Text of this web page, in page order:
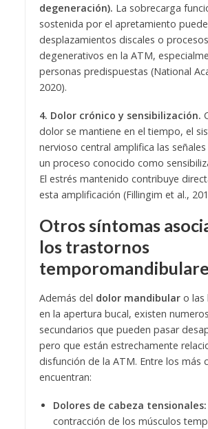
degeneración). La sobrecarga
sostenida por el apretamiento
desplazamientos discales o procesos
degenerativos en la ATM,
personas predispuestas (National
2020).
4. Dolor crónico y sensibilización.
dolor se mantiene en el tiempo, el
nervioso central amplifica las
un proceso conocido como
El estrés mantenido contribuye
esta amplificación (Fillingim et al.,
Otros síntomas
los trastornos
Además del dolor mandibularo las
en la apertura bucal, existen
secundarios que pueden pasar
pero que están estrechamente
disfunción de la ATM. Entre los más
encuentran:
Dolores de cabeza tensionales:
contracción de los músculos